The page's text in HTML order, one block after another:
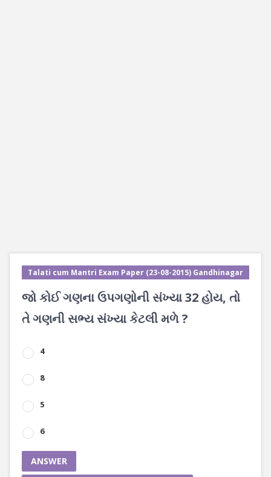
Talati cum Mantri Exam Paper (23-08-2015) Gandhinagar
જો કોઈ ગણના ઉપગણોની સંખ્યા 32 હોય, તો
તે ગણની સભ્ય સંખ્યા કેટલી મળે ?
4
8
5
6
ANSWER